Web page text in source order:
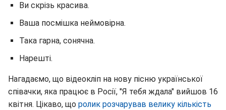
Ви скрізь красива.
Ваша посмішка неймовірна.
Така гарна, сонячна.
Нарешті.
Нагадаємо, що відеокліп на нову пісню української
співачки, яка працює в Росії, "Я тебя ждала" вийшов 16
квітня. Цікаво, що ролик розчарував велику кількість